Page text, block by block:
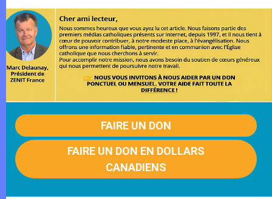
FAIRE UN DON
FAIRE UN DON EN DOLLARS
CANADIENS